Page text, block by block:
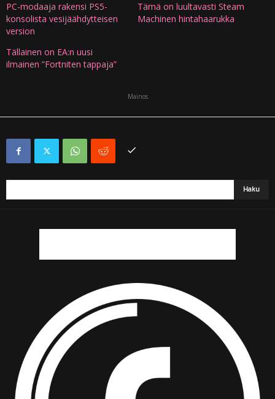
PC-modaaja rakensi PS5-
konsolista vesijäähdytteisen
version
Tämä on luultavasti Steam
Machinen hintahaarukka
Tällainen on EA:n uusi
ilmainen ”Fortniten tappaja”
Mainos